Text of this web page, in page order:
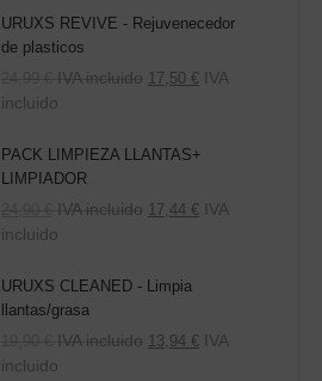
URUXS REVIVE - Rejuvenecedor
de plasticos
24,99 € IVA incluido 17,50 € IVA
incluido
PACK LIMPIEZA LLANTAS+
LIMPIADOR
El
precio
era:
39,80 €.
24,90 € El
precio
es:
24,90 €.
IVA incluido 17,44 € IVA
incluido
URUXS CLEANED - Limpia
llantas/grasa
19,90 € IVA incluido 13,94 € IVA
incluido